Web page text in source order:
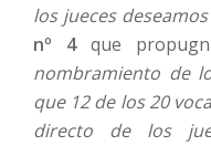
los jueces
nº 4que
nombramiento de
que 12 de los 20
directo de los